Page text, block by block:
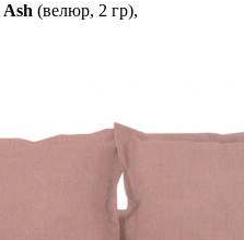
Ash (велюр, 2 гр),